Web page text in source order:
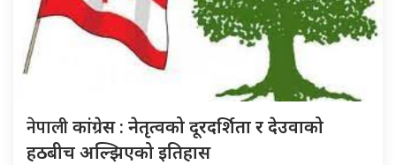
नेपालीकांग्रेस : नेतृत्वको दूरदर्शिता र देउवाको
हठबीच अल्झिएको इतिहास